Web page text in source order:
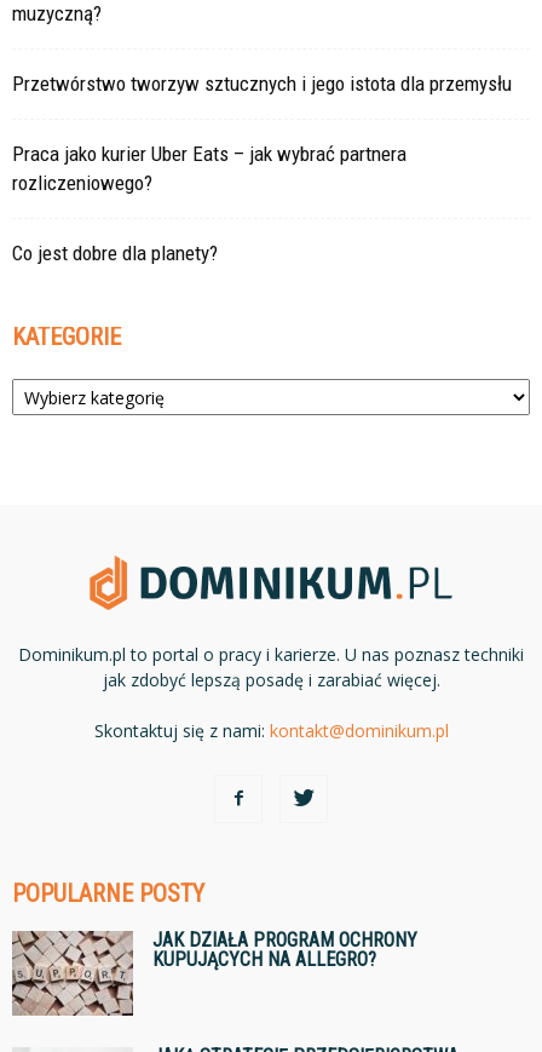
muzyczną?
Przetwórstwo tworzyw sztucznych i jego istota dla przemysłu
Praca jako kurier Uber Eats – jak wybrać partnera
rozliczeniowego?
Co jest dobre dla planety?
KATEGORIE
Kategorie
Dominikum.pl to portal o pracy i karierze. U nas poznasz techniki
jak zdobyć lepszą posadę i zarabiać więcej.
Skontaktuj się z nami: kontakt@dominikum.pl
POPULARNE POSTY
JAK DZIAŁA PROGRAM OCHRONY
KUPUJĄCYCH NA ALLEGRO?